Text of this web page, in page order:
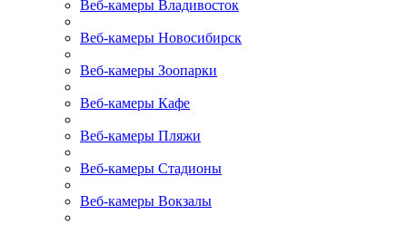
Веб-камеры Владивосток
Веб-камеры Новосибирск
Веб-камеры Зоопарки
Веб-камеры Кафе
Веб-камеры Пляжи
Веб-камеры Стадионы
Веб-камеры Вокзалы